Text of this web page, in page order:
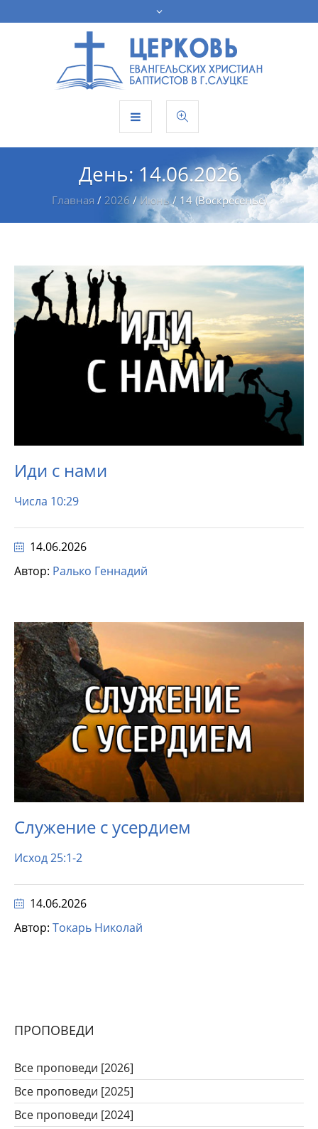
День: 14.06.2026
Главная / 2026 /Июнь / 14 (Воскресенье)
Иди с нами
Числа 10:29
14.06.2026
Автор: Ралько Геннадий
Служение с усердием
Исход 25:1-2
14.06.2026
Автор: Токарь Николай
ПРОПОВЕДИ
Все проповеди [2026]
Все проповеди [2025]
Все проповеди [2024]